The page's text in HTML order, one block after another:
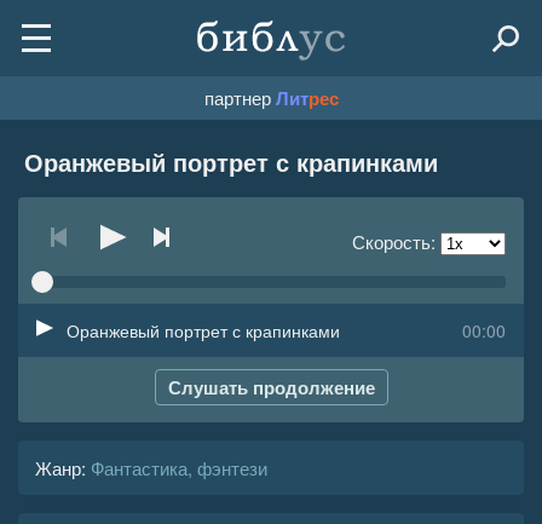
партнерЛитрес
Оранжевый портрет с крапинками
Скорость:
00:00
Оранжевый портрет с крапинками
Слушать продолжение
Жанр: Фантастика, фэнтези